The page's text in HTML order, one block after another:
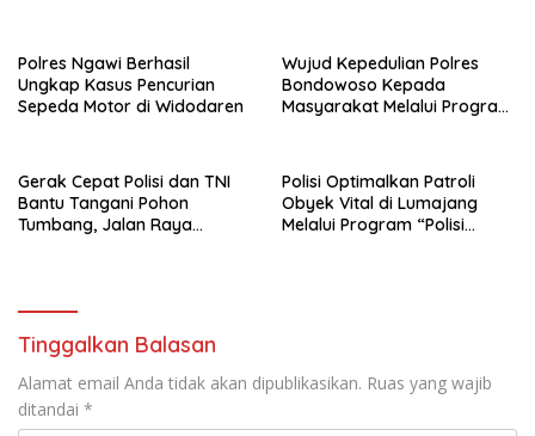
Polres Ngawi Berhasil
Ungkap Kasus Pencurian
Sepeda Motor di Widodaren
Wujud Kepedulian Polres
Bondowoso Kepada
Masyarakat Melalui Program
Gerak Cepat Polisi dan TNI
Bantu Tangani Pohon
Tumbang, Jalan Raya
Polisi Optimalkan Patroli
Obyek Vital di Lumajang
Melalui Program “Polisi
Tinggalkan Balasan
Alamat email Anda tidak akan dipublikasikan. Ruas yang wajib
ditandai *